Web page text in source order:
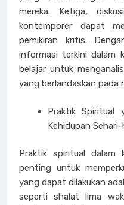
mereka. Ketiga,
kontemporer dapat
pemikiran kritis.
informasi terkini dalam
belajar untuk
yang berlandaskan pada
Praktik Spiritual
Kehidupan Sehari-
Praktik spiritual dalam
penting untuk
yang dapat dilakukan
seperti shalat lima